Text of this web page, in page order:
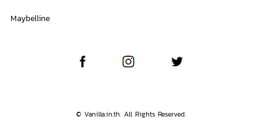
Maybelline
© Vanilla.in.th. All Rights Reserved.